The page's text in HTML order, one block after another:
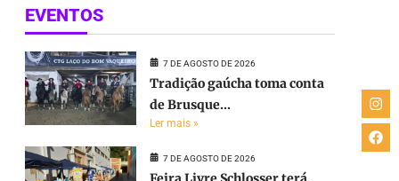
EVENTOS
7 DE AGOSTO DE 2026
Tradição gaúcha toma conta
de Brusque...
Ler mais »
7 DE AGOSTO DE 2026